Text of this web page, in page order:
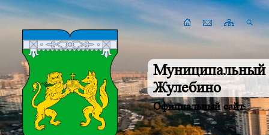
Муниципальный
Жулебино
Официальный сайт